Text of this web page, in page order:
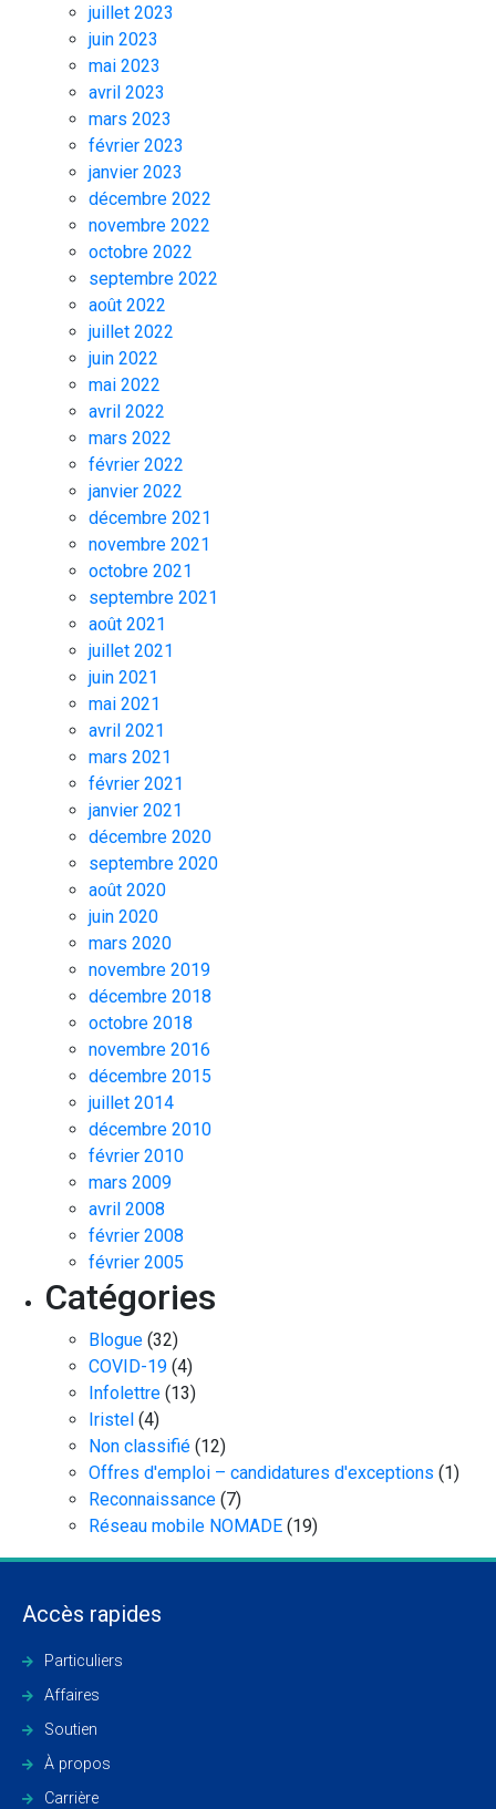
juillet 2023
juin 2023
mai 2023
avril 2023
mars 2023
février 2023
janvier 2023
décembre 2022
novembre 2022
octobre 2022
septembre 2022
août 2022
juillet 2022
juin 2022
mai 2022
avril 2022
mars 2022
février 2022
janvier 2022
décembre 2021
novembre 2021
octobre 2021
septembre 2021
août 2021
juillet 2021
juin 2021
mai 2021
avril 2021
mars 2021
février 2021
janvier 2021
décembre 2020
septembre 2020
août 2020
juin 2020
mars 2020
novembre 2019
décembre 2018
octobre 2018
novembre 2016
décembre 2015
juillet 2014
décembre 2010
février 2010
mars 2009
avril 2008
février 2008
février 2005
Catégories
Blogue (32)
COVID-19 (4)
Infolettre (13)
Iristel (4)
Non classifié (12)
Offres d'emploi – candidatures d'exceptions (1)
Reconnaissance (7)
Réseau mobile NOMADE (19)
Accès rapides
Particuliers
Affaires
Soutien
À propos
Carrière